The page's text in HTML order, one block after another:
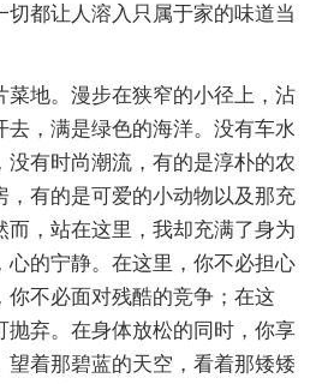
都让人溶入只属于家的味道当
菜地。漫步在狭窄的小径上，沾
去，满是绿色的海洋。没有车水
没有时尚潮流，有的是淳朴的农
，有的是可爱的小动物以及那充
而，站在这里，我却充满了身为
心的宁静。在这里，你不必担心
你不必面对残酷的竞争；在这
抛弃。在身体放松的同时，你享
望着那碧蓝的天空，看着那矮矮